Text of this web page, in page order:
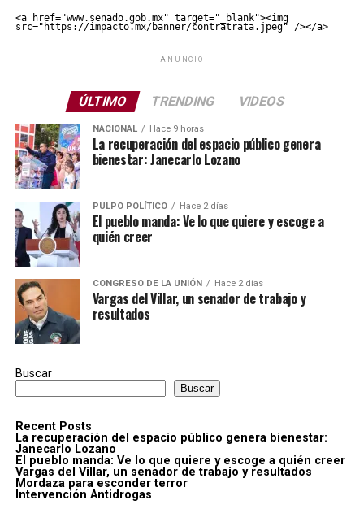
<a href="www.senado.gob.mx" target="_blank"><img
src="https://impacto.mx/banner/contratrata.jpeg" /></a>
ANUNCIO
ÚLTIMO TRENDING VIDEOS
NACIONAL Hace 9 horas
La recuperación del espacio público genera
bienestar: Janecarlo Lozano
PULPO POLÍTICO Hace 2 días
El pueblo manda: Ve lo que quiere y escoge a
quién creer
CONGRESO DE LA UNIÓN Hace 2 días
Vargas del Villar, un senador de trabajo y
resultados
Buscar
Buscar
Recent Posts
La recuperación del espacio público genera bienestar:
Janecarlo Lozano
El pueblo manda: Ve lo que quiere y escoge a quién creer
Vargas del Villar, un senador de trabajo y resultados
Mordaza para esconder terror
Intervención Antidrogas